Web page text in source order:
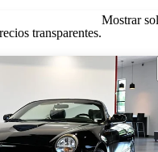
transparentes.
Mostrar